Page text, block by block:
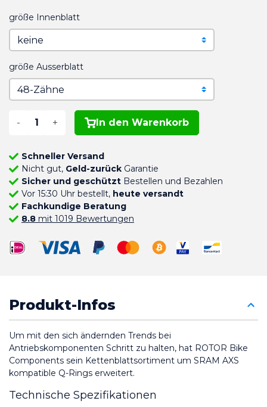
größe Innenblatt
größe Ausserblatt
- + In den Warenkorb
Schneller Versand
Nicht gut, Geld-zurückGarantie
Sicher und geschütztBestellen und Bezahlen
Vor 15:30 Uhr bestellt, heute versandt
Fachkundige Beratung
8.8mit 1019 Bewertungen
Produkt-Infos
Um mit den sich ändernden Trends bei
Antriebskomponenten Schritt zu halten, hat ROTOR Bike
Components sein Kettenblattsortiment um SRAM AXS
kompatible Q-Rings erweitert.
Technische Spezifikationen